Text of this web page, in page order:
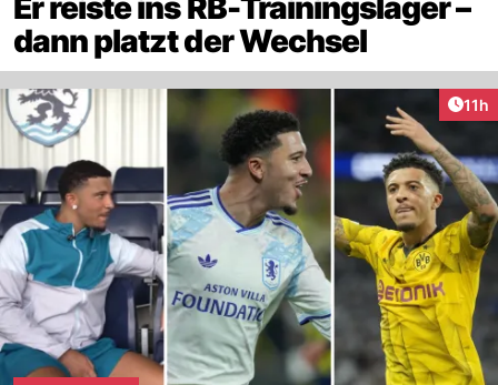
Er reiste ins RB-Trainingslager –
dann platzt der Wechsel
11h